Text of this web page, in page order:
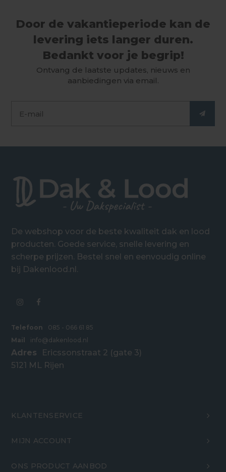
Door de vakantieperiode kan de
levering iets langer duren.
Bedankt voor je begrip!
Ontvang de laatste updates, nieuws en
aanbiedingen via email.
De webshop voor de beste kwaliteit dak en lood
producten. Goede service, snelle levering en
scherpe prijzen. Bestel snel en eenvoudig online
bij Dakenlood.nl.
Telefoon
085 - 066 61 85
Mail
info@dakenlood.nl
Adres
Ericssonstraat 2 (gate 3)
5121 ML Rijen
KLANTENSERVICE
MIJN ACCOUNT
ONS PRODUCT AANBOD